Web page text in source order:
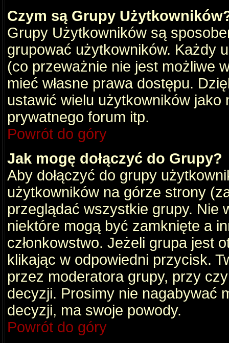
Czym są Grupy
Grupy Użytkowników są
grupować użytkowników. Każdy
(co przeważnie nie jest możliwe
mieć własne prawa dostępu.
ustawić wielu użytkowników
prywatnego forum itp.
Powrót do góry
Jak mogę dołączyć do Grupy?
Aby dołączyć do grupy
użytkowników na górze strony
przeglądać wszystkie grupy. Nie
niektóre mogą być zamknięte a
członkowstwo. Jeżeli grupa jest
klikając w odpowiedni przycisk.
przez moderatora grupy, przy
decyzji. Prosimy nie nagabywać
decyzji, ma swoje powody.
Powrót do góry